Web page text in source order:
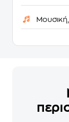
Μουσική,